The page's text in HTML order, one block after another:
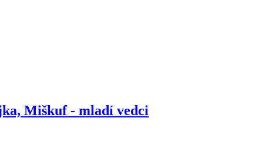
Miškuf - mladí vedci